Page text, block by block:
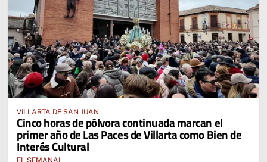
VILLARTA DE SAN JUAN
Cinco horas de pólvora continuada marcan el
primer año de Las Paces de Villarta como Bien de
Interés Cultural
EL SEMANAL